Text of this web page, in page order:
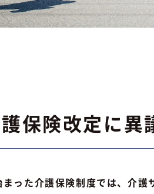
保険改定に異
まった介護保険制度では、介